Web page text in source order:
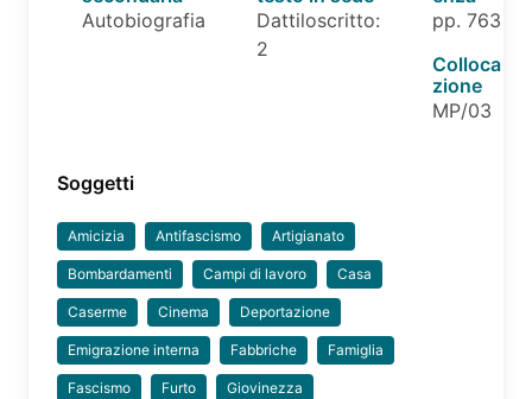
Autobiografia
Dattiloscritto:
2
pp. 763
Colloca
zione
MP/03
Soggetti
Amicizia Antifascismo Artigianato
Bombardamenti Campi di lavoro Casa
Caserme Cinema Deportazione
Emigrazione interna Fabbriche Famiglia
Fascismo Furto Giovinezza